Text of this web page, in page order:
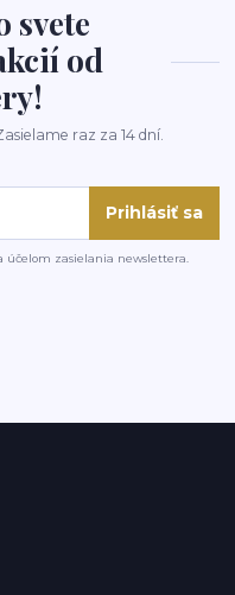
svete
od
raz za 14 dní.
Prihlásiť sa
účelom zasielania newslettera.